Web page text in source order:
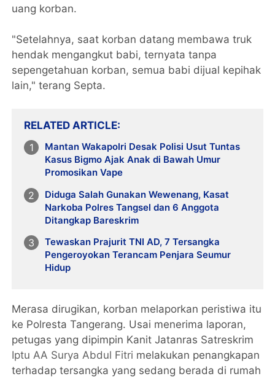
uang korban.
"Setelahnya, saat korban datang membawa truk
hendak mengangkut babi, ternyata tanpa
sepengetahuan korban, semua babi dijual kepihak
lain," terang Septa.
RELATED ARTICLE
Mantan Wakapolri Desak Polisi Usut Tuntas
Kasus Bigmo Ajak Anak di Bawah Umur
Promosikan Vape
Diduga Salah Gunakan Wewenang, Kasat
Narkoba Polres Tangsel dan 6 Anggota
Ditangkap Bareskrim
Tewaskan Prajurit TNI AD, 7 Tersangka
Pengeroyokan Terancam Penjara Seumur
Hidup
Merasa dirugikan, korban melaporkan peristiwa itu
ke Polresta Tangerang. Usai menerima laporan,
petugas yang dipimpin Kanit Jatanras Satreskrim
Iptu AA Surya Abdul Fitri melakukan penangkapan
terhadap tersangka yang sedang berada di rumah